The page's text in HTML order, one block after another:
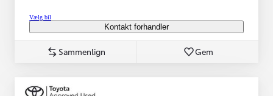
Vælg bil
Kontakt forhandler
Sammenlign Gem